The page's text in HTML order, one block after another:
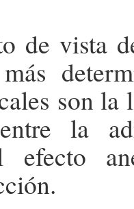
de vista
son
la
efecto